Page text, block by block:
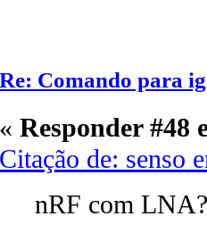
Re: Comando para
« Responder #48
Citação de: senso
nRF com LNA?